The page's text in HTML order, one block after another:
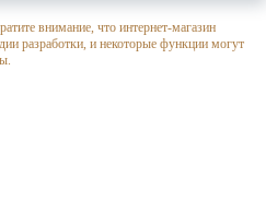
внимание, что интернет-магазин
разработки, и некоторые функции могут